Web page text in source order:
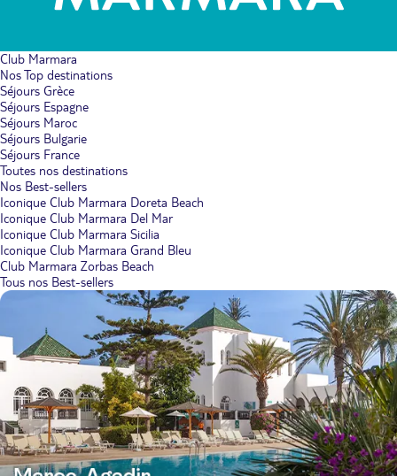
Club Marmara
Nos Top destinations
Séjours Grèce
Séjours Espagne
Séjours Maroc
Séjours Bulgarie
Séjours France
Toutes nos destinations
Nos Best-sellers
Iconique Club Marmara Doreta Beach
Iconique Club Marmara Del Mar
Iconique Club Marmara Sicilia
Iconique Club Marmara Grand Bleu
Club Marmara Zorbas Beach
Tous nos Best-sellers